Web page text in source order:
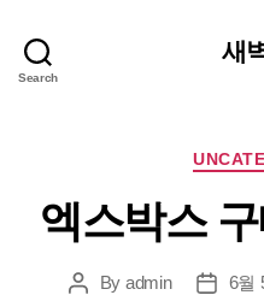
Search
새
엑스박스
PostBy admin
Post6월